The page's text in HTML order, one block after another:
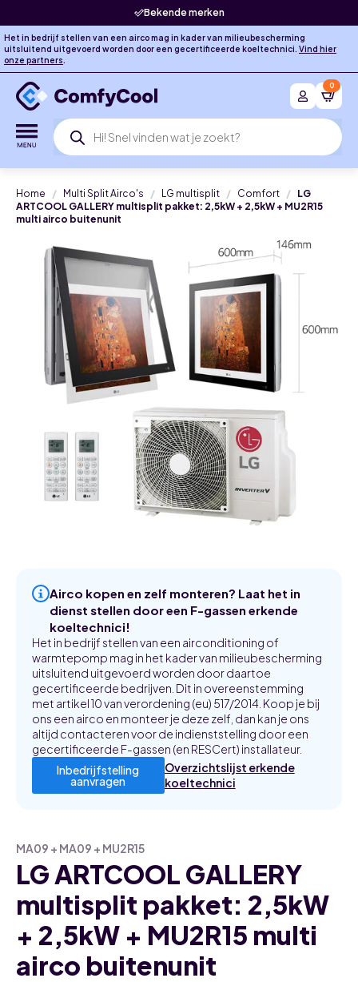
Bekende merken
Het in bedrijf stellen van een airco mag in kader van milieubescherming
uitsluitend uitgevoerd worden door een gecertificeerde koeltechnici. Vind hier
onze partners.
Producten
zoeken
0
Home Multi Split Airco's LG multisplit Comfort
LG
ARTCOOL GALLERY multisplit pakket: 2,5kW + 2,5kW + MU2R15
multi airco buitenunit
Airco kopen en zelf monteren? Laat het in
dienst stellen door een F-gassen erkende
koeltechnici!
Het in bedrijf stellen van een airconditioning of
warmtepomp mag in het kader van milieubescherming
uitsluitend uitgevoerd worden door daartoe
gecertificeerde bedrijven. Dit in overeenstemming
met artikel 10 van verordening (eu) 517/2014. Koop je bij
ons een airco en monteer je deze zelf, dan kan je ons
altijd contacteren voor de indienststelling door een
gecertificeerde F-gassen (en RESCert) installateur.
Inbedrijfstelling
aanvragen
Overzichtslijst erkende
koeltechnici
MA09 + MA09 + MU2R15
LG ARTCOOL GALLERY
multisplit pakket: 2,5kW
+ 2,5kW + MU2R15 multi
airco buitenunit